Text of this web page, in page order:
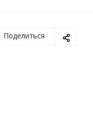
Поделиться